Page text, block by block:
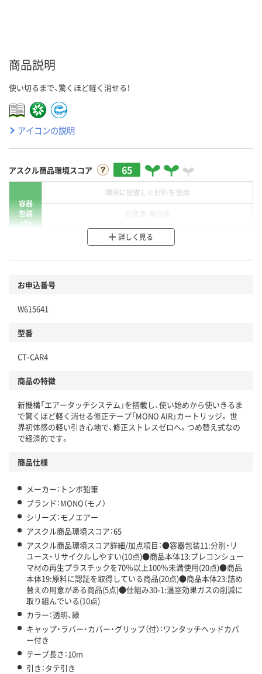
商品説明
使い切るまで、驚くほど軽く消せる！
アイコンの説明
アスクル商品環境スコア 65
容器
包装
環境に配慮した材料を使用
分別・リサイクルしやすい設計
商品
本体
仕組
この商品の環境配慮ポイントです。下記商品詳細「
アスクル商品環境スコア詳細／加点項目
」で確認できます。
詳しく見る
お申込番号
W615641
型番
CT-CAR4
商品の特徴
新機構「エアータッチシステム」を搭載し、使い始めから使いきるま
で驚くほど軽く消せる修正テープ「MONO AIR」カートリッジ。 世
界初体感の軽い引き心地で、修正ストレスゼロへ。つめ替え式なの
で経済的です。
商品仕様
メーカー：トンボ鉛筆
ブランド：MONO（モノ）
シリーズ：モノエアー
アスクル商品環境スコア：65
アスクル商品環境スコア詳細/加点項目：●容器包装11:分別・リ
ユース・リサイクルしやすい(10点)●商品本体13:プレコンシュー
マ材の再生プラスチックを70％以上100％未満使用(20点)●商品
本体19:原料に認証を取得している商品(20点)●商品本体23:詰め
替えの用意がある商品(5点)●仕組み30-1:温室効果ガスの削減に
取り組んでいる(10点)
カラー：透明、緑
キャップ・ラバー・カバー・グリップ（付）：ワンタッチヘッドカバ
ー付き
テープ長さ：10m
引き：タテ引き